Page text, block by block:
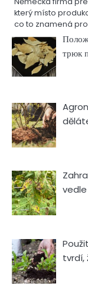
který místo
co to znamená
трюк
tvrdí,